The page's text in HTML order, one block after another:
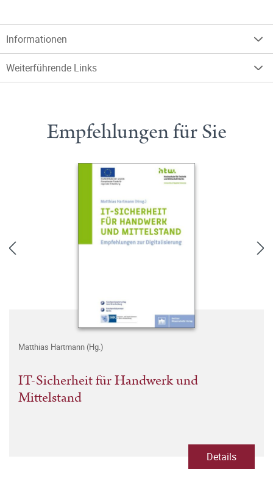
Informationen
Weiterführende Links
Empfehlungen für Sie
Matthias Hartmann (Hg.)
IT-Sicherheit für Handwerk und
Mittelstand
Details